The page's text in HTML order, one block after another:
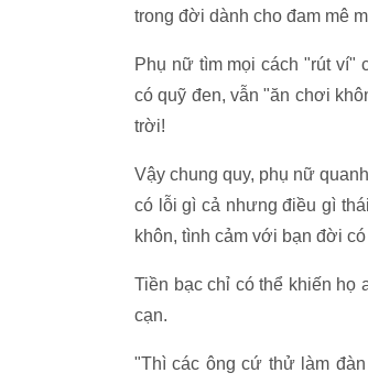
trong đời dành cho đam mê
Phụ nữ tìm mọi cách "rút ví"
có quỹ đen, vẫn "ăn chơi
trời!
Vậy chung quy, phụ nữ
có lỗi gì cả nhưng điều gì
khôn, tình cảm với bạn đời
Tiền bạc chỉ có thể khiến họ
cạn.
"Thì các ông cứ thử làm